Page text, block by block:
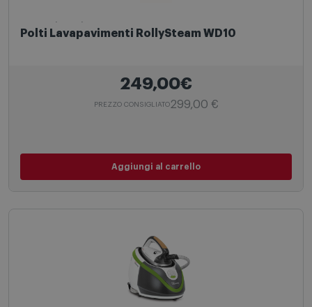
Polti Lavapavimenti RollySteam WD10
249,00€
PREZZO CONSIGLIATO299,00 €
Aggiungi al carrello